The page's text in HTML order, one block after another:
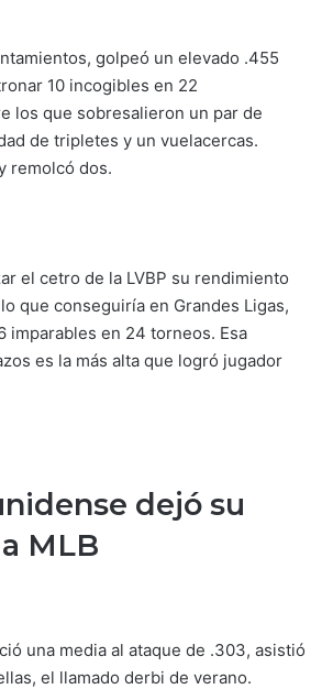
golpeó un elevado .455
10 incogibles en 22
los que sobresalieron un par de
de tripletes y un vuelacercas.
remolcó dos.
el cetro de la LVBP su rendimiento
que conseguiría en Grandes Ligas,
imparables en 24 torneos. Esa
es la más alta que logró jugador
dejó su
MLB
una media al ataque de .303, asistió
el llamado derbi de verano.